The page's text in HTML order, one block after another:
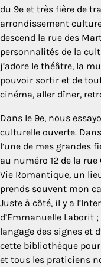
du 9e et très fière de
arrondissement
descend la rue des
personnalités de la
j’adore le théâtre, la
pouvoir sortir et de
cinéma, aller dîner,
Dans le 9e, nous
culturelle ouverte.
l’une de mes grandes
au numéro 12 de la
Vie Romantique, un
prends souvent mon
Juste à côté, il y a
d’Emmanuelle Laborit
langage des signes et
cette bibliothèque
et tous les praticiens